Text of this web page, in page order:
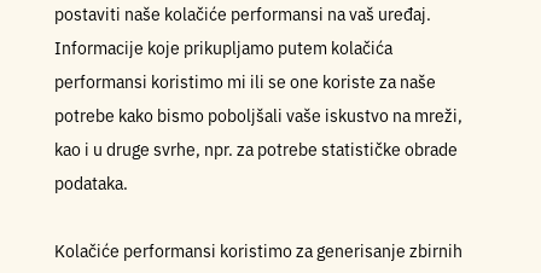
postaviti naše kolačiće performansi na vaš uređaj.
Informacije koje prikupljamo putem kolačića
performansi koristimo mi ili se one koriste za naše
potrebe kako bismo poboljšali vaše iskustvo na mreži,
kao i u druge svrhe, npr. za potrebe statističke obrade
podataka.
Kolačiće performansi koristimo za generisanje zbirnih